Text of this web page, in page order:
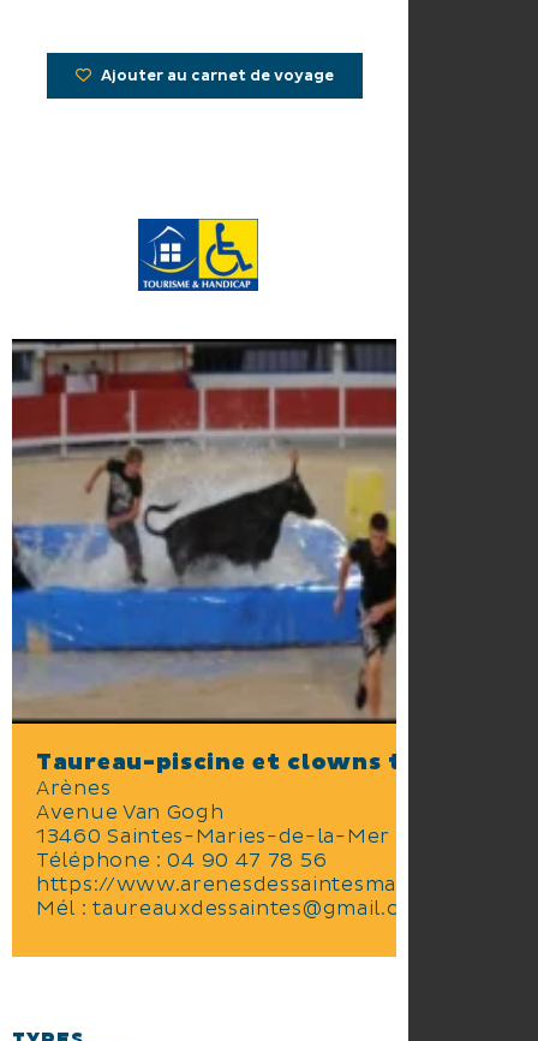
Ajouter au carnet de voyage
Taureau-piscine et clowns taurins
Arènes
Avenue Van Gogh
13460 Saintes-Maries-de-la-Mer
Téléphone :04 90 47 78 56
https://
Mél :taureauxdessaintes@gmail.com